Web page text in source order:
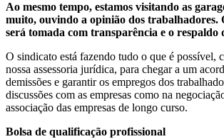
Ao mesmo tempo, estamos visitando as
muito, ouvindo a opinião dos trabalhadores.
será tomada com transparência e o respaldo
O sindicato está fazendo tudo o que é possível,
nossa assessoria jurídica, para chegar a um
demissões e garantir os empregos dos
discussões com as empresas como na
associação das empresas de longo curso.
Bolsa de qualificação profissional